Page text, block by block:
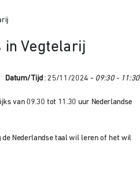
Vegtelarij
Datum/Tijd : 25/11/2024 - 09:30 - 11:30
van 09.30 tot 11.30 uur Nederlandse
de Nederlandse taal wil leren of het wil